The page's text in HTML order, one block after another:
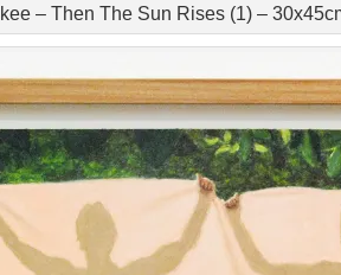
– Then The Sun Rises (1) –